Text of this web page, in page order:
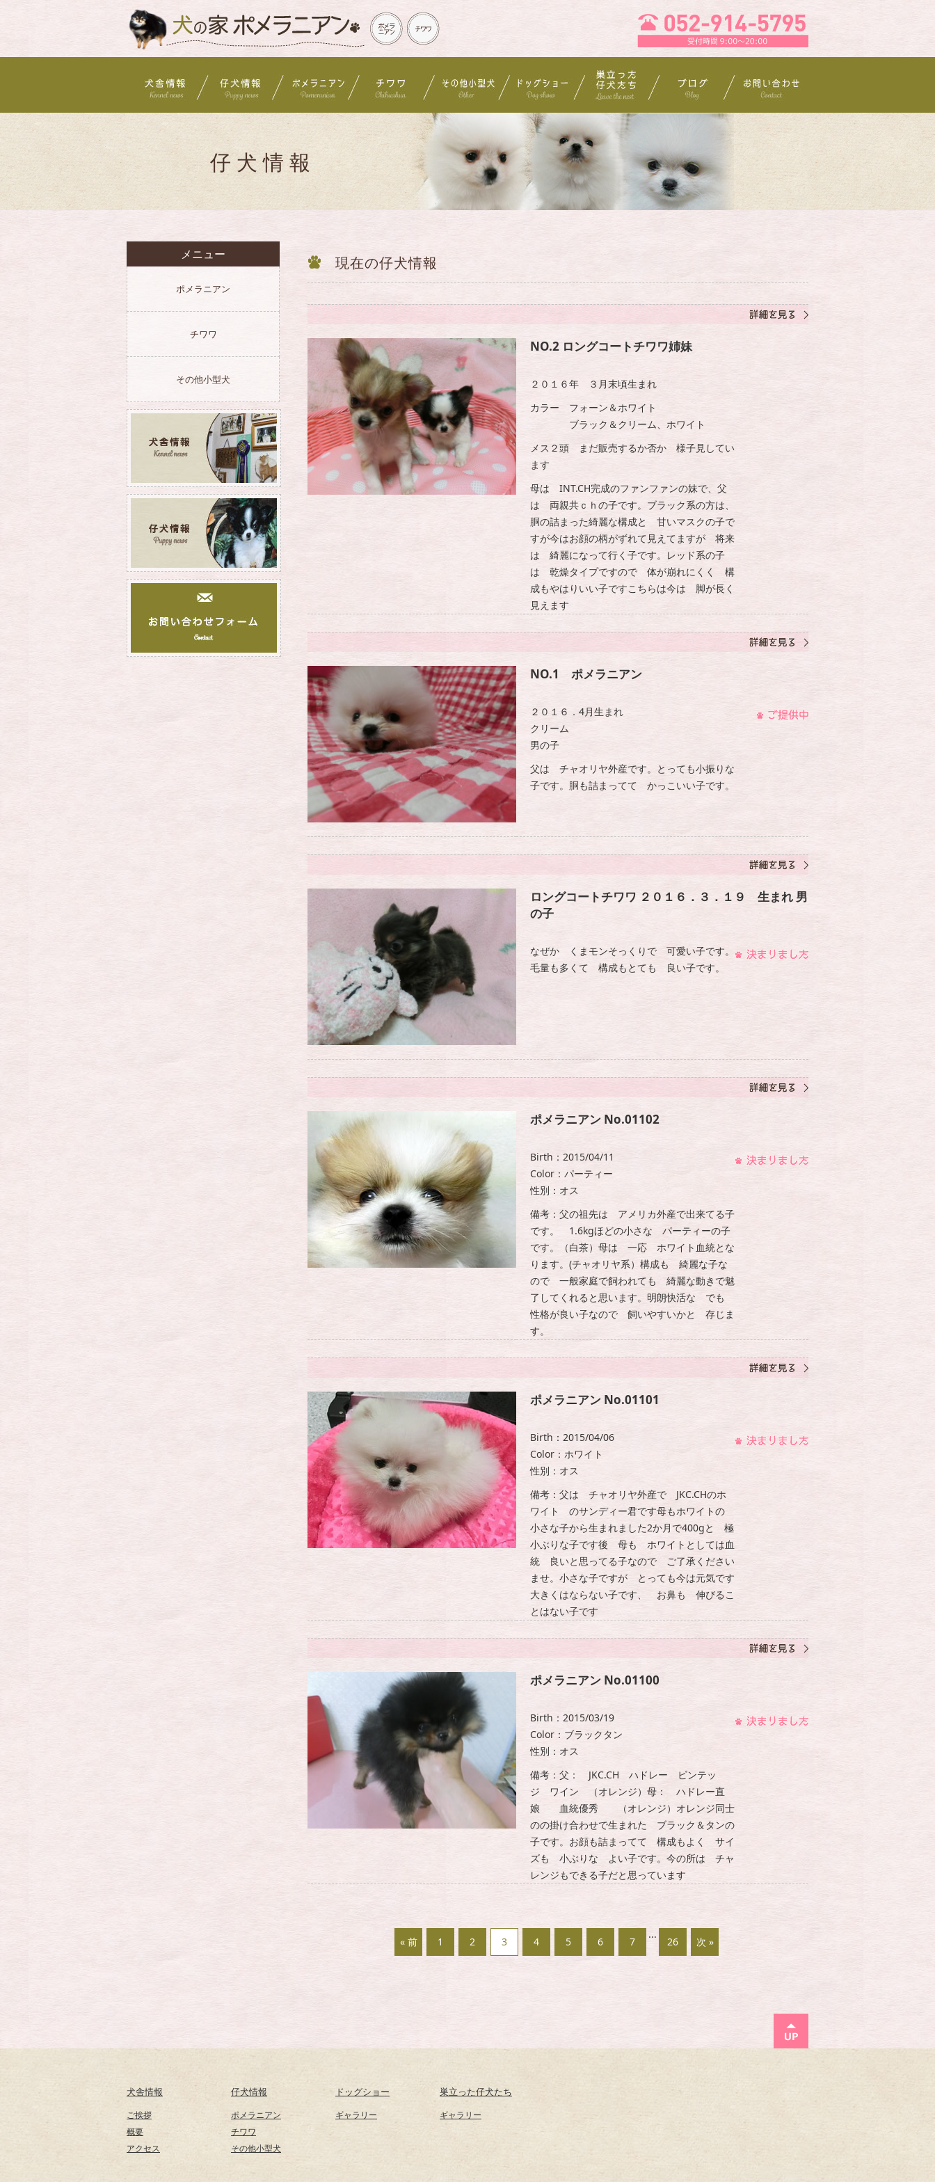
仔犬情報
現在の仔犬情報
NO.2 ロングコートチワワ姉妹
２０１６年 ３月末頃生まれ
カラー フォーン＆ホワイト
ブラック＆クリーム、ホワイト
メス２頭 まだ販売するか否か 様子見してい
ます
母は INT.CH完成のファンファンの妹で、父
は 両親共ｃｈの子です。ブラック系の方は、
胴の詰まった綺麗な構成と 甘いマスクの子で
すが今はお顔の柄がずれて見えてますが 将来
は 綺麗になって行く子です。レッド系の子
は 乾燥タイプですので 体が崩れにくく 構
成もやはりいい子ですこちらは今は 脚が長く
見えます
NO.1 ポメラニアン
２０１６．4月生まれ
クリーム
男の子
父は チャオリヤ外産です。とっても小振りな
子です。胴も詰まってて かっこいい子です。
ロングコートチワワ ２０１６．３．１９ 生まれ 男
の子
なぜか くまモンそっくりで 可愛い子です。
毛量も多くて 構成もとても 良い子です。
ポメラニアン No.01102
Birth：2015/04/11
Color：パーティー
性別：オス
備考：父の祖先は アメリカ外産で出来てる子
です。 1.6kgほどの小さな パーティーの子
です。（白茶）母は 一応 ホワイト血統とな
ります。(チャオリヤ系）構成も 綺麗な子な
ので 一般家庭で飼われても 綺麗な動きで魅
了してくれると思います。明朗快活な でも
性格が良い子なので 飼いやすいかと 存じま
す。
ポメラニアン No.01101
Birth：2015/04/06
Color：ホワイト
性別：オス
備考：父は チャオリヤ外産で JKC.CHのホ
ワイト のサンディー君です母もホワイトの
小さな子から生まれました2か月で400gと 極
小ぶりな子です後 母も ホワイトとしては血
統 良いと思ってる子なので ご了承ください
ませ。小さな子ですが とっても今は元気です
大きくはならない子です、 お鼻も 伸びるこ
とはない子です
ポメラニアン No.01100
Birth：2015/03/19
Color：ブラックタン
性別：オス
備考：父： JKC.CH ハドレー ビンテッ
ジ ワイン （オレンジ）母： ハドレー直
娘 血統優秀 （オレンジ）オレンジ同士
のの掛け合わせで生まれた ブラック＆タンの
子です。お顔も詰まってて 構成もよく サイ
ズも 小ぶりな よい子です。今の所は チャ
レンジもできる子だと思っています
« 前 1 2 3 4 5 6 7
...
26 次 »
メニュー
ポメラニアン
チワワ
その他小型犬
犬舎情報
ご挨拶
概要
アクセス
仔犬情報
ポメラニアン
チワワ
その他小型犬
ドッグショー
ギャラリー
巣立った仔犬たち
ギャラリー